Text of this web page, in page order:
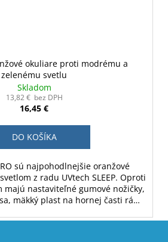
okuliare proti modrému a
zelenému svetlu
Skladom
13,82 € bez DPH
16,45 €
DO KOŠÍKA
sú najpohodlnejšie oranžové
z radu UVtech SLEEP. Oproti
majú nastaviteľné gumové nožičky,
mäkký plast na hornej časti rámu